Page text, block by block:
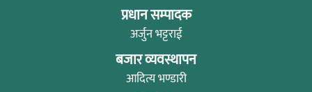
प्रधान सम्पादक
अर्जुन भट्टराई
बजार व्यवस्थापन
आदित्य भण्डारी